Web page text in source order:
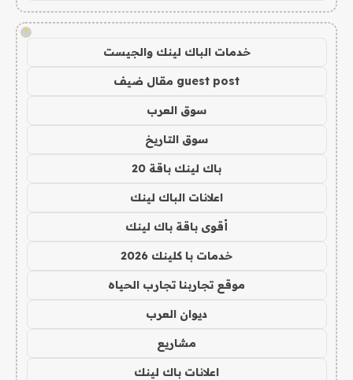
!
خدمات الباك لينك والجيست
guest post مقال ضيف
سوق العرب
سوق التاريخ
باك لينك باقة 20
اعلانات الباك لينك
أقوى باقة باك لينك
خدمات با كلينك 2026
موقع تجاربنا تجارب الحياه
ديوان العرب
مشاريع
اعلانات باك لينك